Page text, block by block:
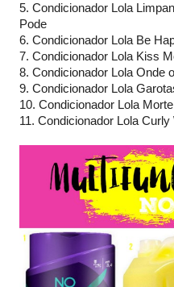
5. Condicionador Lola
Pode
6. Condicionador Lola Be
7. Condicionador Lola Kiss
8. Condicionador Lola Onde
9. Condicionador Lola
10. Condicionador Lola
11. Condicionador Lola